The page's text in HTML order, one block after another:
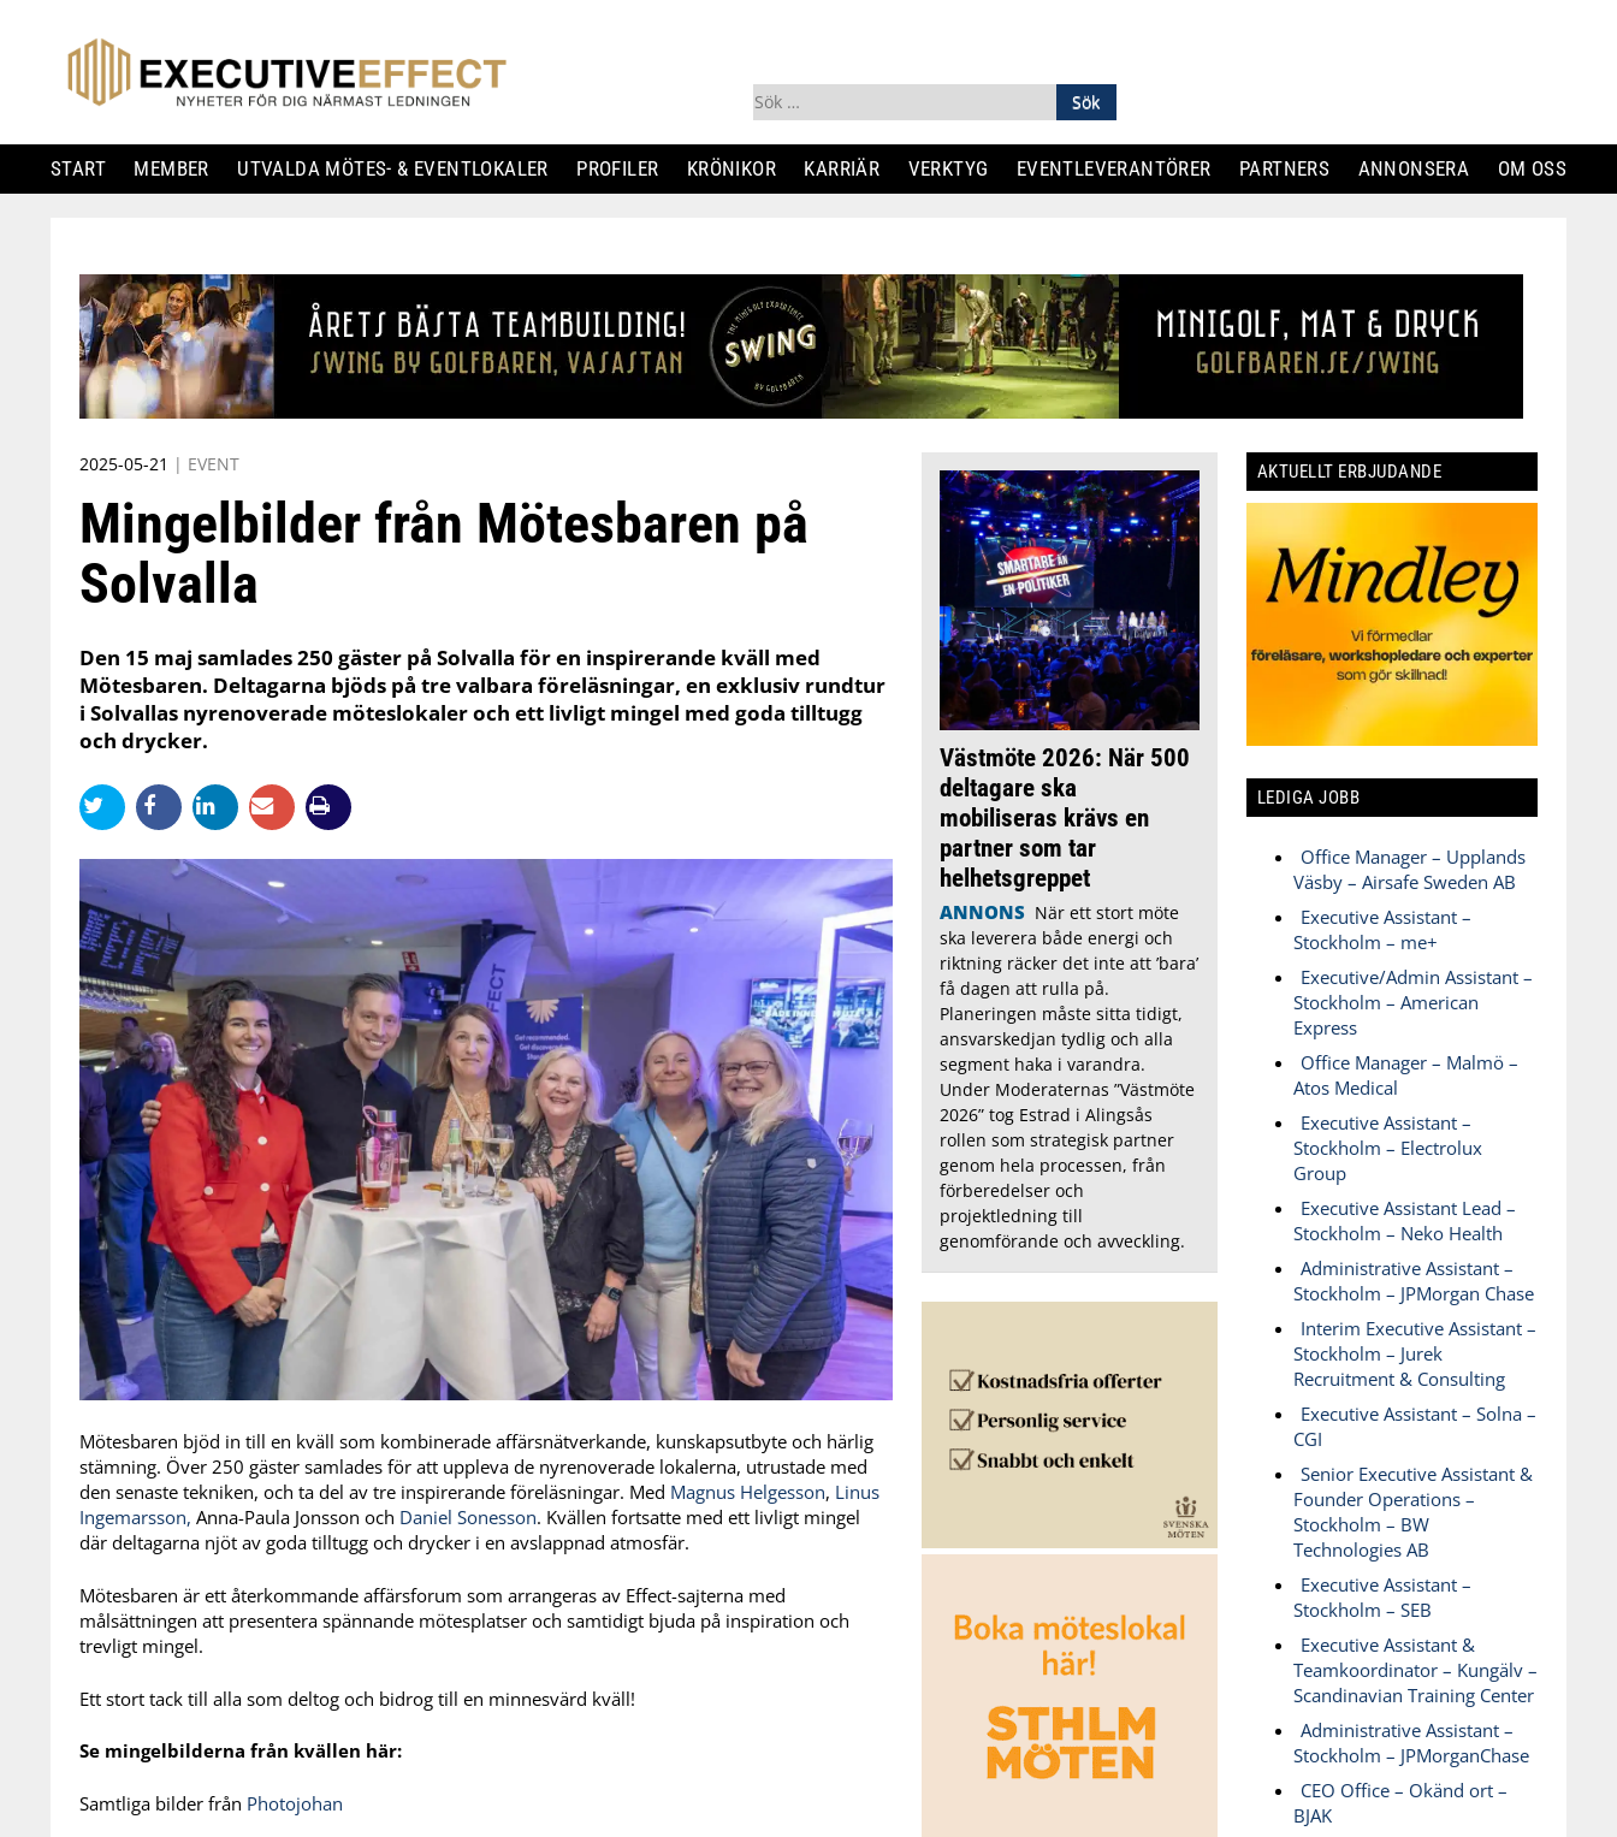
Sök
efter:
START MEMBER UTVALDA MÖTES- & EVENTLOKALER PROFILER KRÖNIKOR KARRIÄR VERKTYG EVENTLEVERANTÖRER PARTNERS ANNONSERA OM OSS
to
content
2025-05-21 | EVENT
Mingelbilder från Mötesbaren på
Solvalla
Den 15 maj samlades 250 gäster på Solvalla för en inspirerande kväll med
Mötesbaren. Deltagarna bjöds på tre valbara föreläsningar, en exklusiv rundtur
i Solvallas nyrenoverade möteslokaler och ett livligt mingel med goda tilltugg
och drycker.
Mötesbaren bjöd in till en kväll som kombinerade affärsnätverkande, kunskapsutbyte och härlig
stämning. Över 250 gäster samlades för att uppleva de nyrenoverade lokalerna, utrustade med
den senaste tekniken, och ta del av tre inspirerande föreläsningar. Med Magnus Helgesson, Linus
Ingemarsson, Anna-Paula Jonsson och Daniel Sonesson. Kvällen fortsatte med ett livligt mingel
där deltagarna njöt av goda tilltugg och drycker i en avslappnad atmosfär.
Mötesbaren är ett återkommande affärsforum som arrangeras av Effect-sajterna med
målsättningen att presentera spännande mötesplatser och samtidigt bjuda på inspiration och
trevligt mingel.
Ett stort tack till alla som deltog och bidrog till en minnesvärd kväll!
Se mingelbilderna från kvällen här:
Samtliga bilder från Photojohan
Västmöte 2026: När 500
deltagare ska
mobiliseras krävs en
partner som tar
helhetsgreppet
ANNONS När ett stort möte
ska leverera både energi och
riktning räcker det inte att ’bara’
få dagen att rulla på.
Planeringen måste sitta tidigt,
ansvarskedjan tydlig och alla
segment haka i varandra.
Under Moderaternas ”Västmöte
2026” tog Estrad i Alingsås
rollen som strategisk partner
genom hela processen, från
förberedelser och
projektledning till
genomförande och avveckling.
AKTUELLT ERBJUDANDE
LEDIGA JOBB
Office Manager – Upplands
Väsby – Airsafe Sweden AB
Executive Assistant –
Stockholm – me+
Executive/Admin Assistant –
Stockholm – American
Express
Office Manager – Malmö –
Atos Medical
Executive Assistant –
Stockholm – Electrolux
Group
Executive Assistant Lead –
Stockholm – Neko Health
Administrative Assistant –
Stockholm – JPMorgan Chase
Interim Executive Assistant –
Stockholm – Jurek
Recruitment & Consulting
Executive Assistant – Solna –
CGI
Senior Executive Assistant &
Founder Operations –
Stockholm – BW
Technologies AB
Executive Assistant –
Stockholm – SEB
Executive Assistant &
Teamkoordinator – Kungälv –
Scandinavian Training Center
Administrative Assistant –
Stockholm – JPMorganChase
CEO Office – Okänd ort –
BJAK